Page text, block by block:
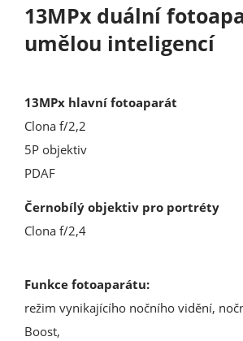
13MPx duální
umělou inteligencí
13MPx hlavní fotoaparát
Clona f/2,2
5P objektiv
PDAF
Černobílý objektiv pro portréty
Clona f/2,4
Funkce fotoaparátu:
režim vynikajícího nočního vidění,
Boost,